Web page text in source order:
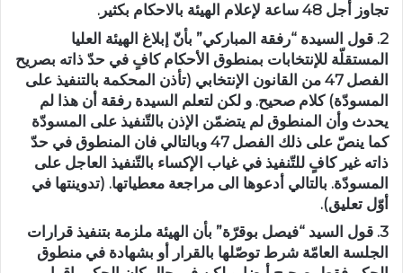
تجاوز أجل 48 ساعة لإعلام الهيئة بالاحكام بكثير.
2. قول السيدة “رفقة المباركي” بأنّ إبلاغ الهيئة العليا
المستقلّة للإنتخابات بمنطوق الأحكام كافٍ في حدّ ذاته بصريح
الفصل 47 من القانون الإنتخابي (تأذن المحكمة بالتنفيذ على
المسودّة) كلام صحيح. و لكن لتعلم السيدة رفقة أن هذا لم
يحدث وأن المنطوق لم يتضمّن الإذن بالتّنفيذ على المسودّة
كما ينصّ على ذلك الفصل 47 وبالتالي فان المنطوق في حدّ
ذاته غير كافٍ للتّنفيذ في غياب الإكساء بالتّنفيذ العاجل على
المسودّة. بالتالي أدعوها الى مراجعة معطياتها. (تدوينتها في
أوّل تعليق).
3. قول السيد “فيصل بوقرّة” بأن الهيئة ملزمة بتنفيذ قرارات
الجلسة العامّة شرط توصّلها بالقرار أو بشهادة في منطوق